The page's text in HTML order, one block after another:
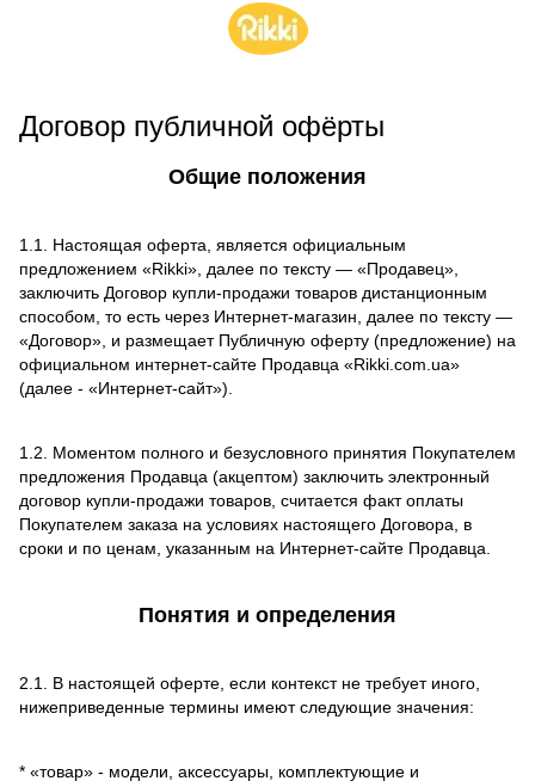
Договор публичной офёрты
Общие положения
1.1. Настоящая оферта, является официальным
предложением «Rikki», далее по тексту — «Продавец»,
заключить Договор купли-продажи товаров дистанционным
способом, то есть через Интернет-магазин, далее по тексту —
«Договор», и размещает Публичную оферту (предложение) на
официальном интернет-сайте Продавца «Rikki.com.ua»
(далее - «Интернет-сайт»).
1.2. Моментом полного и безусловного принятия Покупателем
предложения Продавца (акцептом) заключить электронный
договор купли-продажи товаров, считается факт оплаты
Покупателем заказа на условиях настоящего Договора, в
сроки и по ценам, указанным на Интернет-сайте Продавца.
Понятия и определения
2.1. В настоящей оферте, если контекст не требует иного,
нижеприведенные термины имеют следующие значения:
* «товар» - модели, аксессуары, комплектующие и